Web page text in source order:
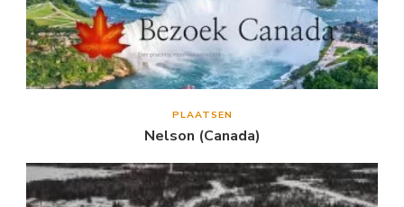
PLAATSEN
Nelson (Canada)